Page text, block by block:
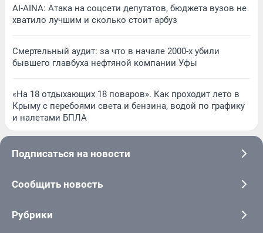
AI-AINA: Атака на соцсети депутатов, бюджета вузов не
хватило лучшим и сколько стоит арбуз
Смертельный аудит: за что в начале 2000-х убили
бывшего главбуха нефтяной компании Уфы
«На 18 отдыхающих 18 поваров». Как проходит лето в
Крыму с перебоями света и бензина, водой по графику
и налетами БПЛА
Подписаться на новости
Сообщить новость
Рубрики